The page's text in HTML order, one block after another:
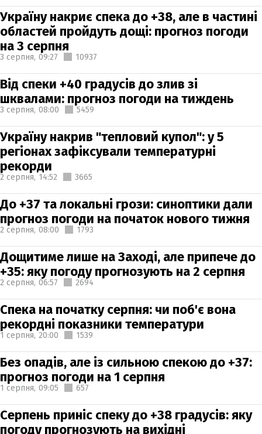
Україну накриє спека до +38, але в частині
областей пройдуть дощі: прогноз погоди
на 3 серпня
3 серпня, 09:27 10937
Від спеки +40 градусів до злив зі
шквалами: прогноз погоди на тиждень
3 серпня, 08:00 5459
Україну накрив "тепловий купол": у 5
регіонах зафіксували температурні
рекорди
2 серпня, 14:52 3665
До +37 та локальні грози: синоптики дали
прогноз погоди на початок нового тижня
2 серпня, 08:00 1793
Дощитиме лише на Заході, але припече до
+35: яку погоду прогнозують на 2 серпня
2 серпня, 06:57 2694
Спека на початку серпня: чи поб'є вона
рекордні показники температури
1 серпня, 20:00 1539
Без опадів, але із сильною спекою до +37:
прогноз погоди на 1 серпня
1 серпня, 09:05 657
Серпень приніс спеку до +38 градусів: яку
погоду прогнозують на вихідні